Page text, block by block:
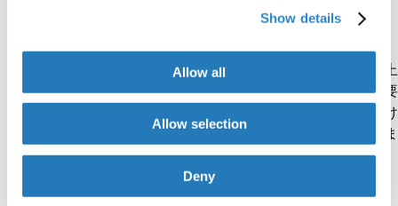
Show details
Allow all
Allow selection
Deny
提出する原稿には、スペルミス、誤字脱字、句読点、文法
誤りがあってはなりません。したがって、校正は準備の重
ステップです。しかし、これらの最低限の要件を満たすだ
は、全体の構成が明確で説得力のあるものになるとは限り
ん。